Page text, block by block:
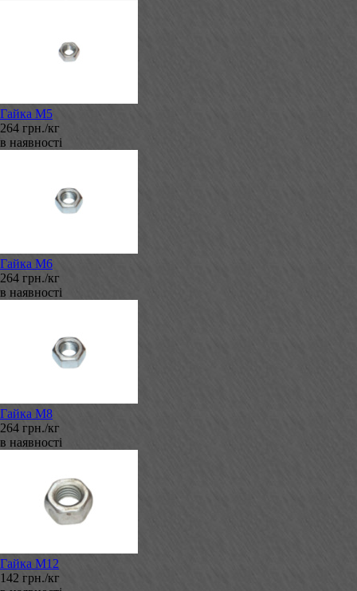
Гайка М5
264 грн./кг
в наявності
Гайка М6
264 грн./кг
в наявності
Гайка М8
264 грн./кг
в наявності
Гайка М12
142 грн./кг